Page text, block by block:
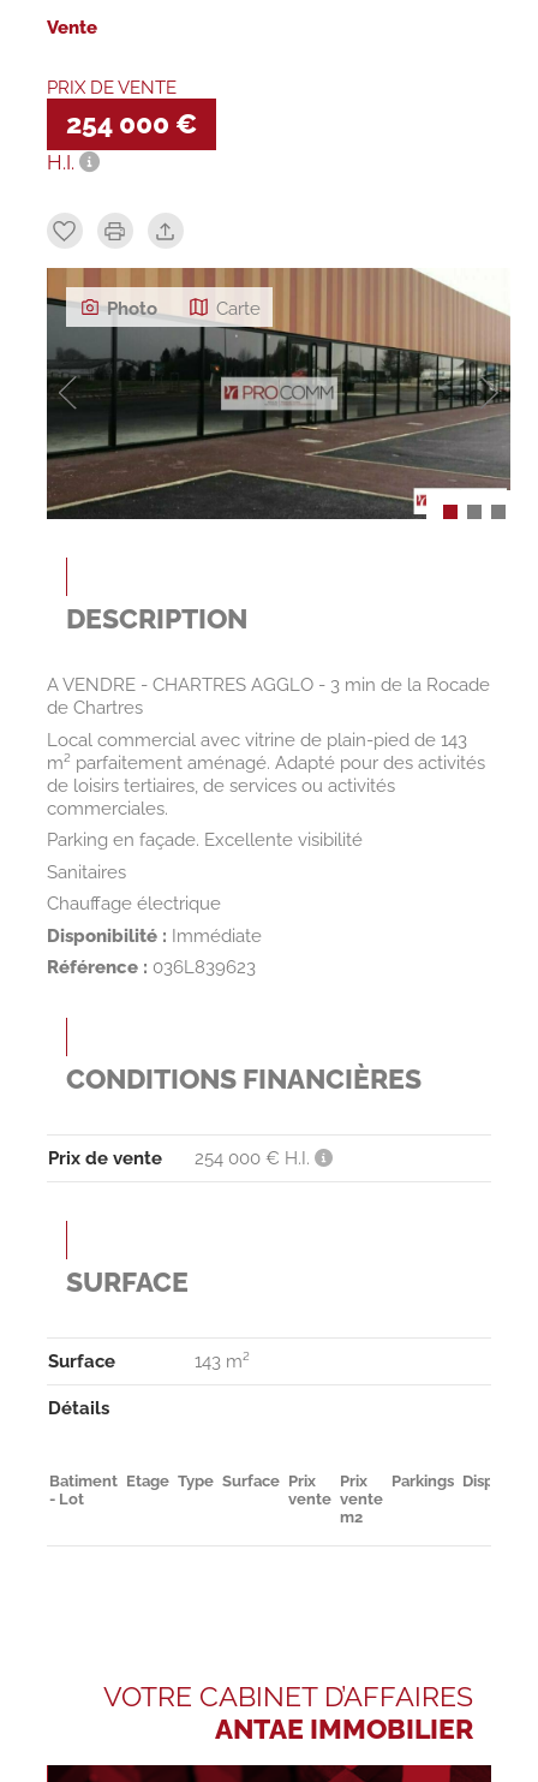
Photo Carte
DESCRIPTION
A VENDRE - CHARTRES AGGLO - 3 min de la Rocade
de Chartres
Local commercial avec vitrine de plain-pied de 143
m² parfaitement aménagé. Adapté pour des activités
de loisirs tertiaires, de services ou activités
commerciales.
Parking en façade. Excellente visibilité
Sanitaires
Chauffage électrique
Disponibilité : Immédiate
Référence : 036L839623
CONDITIONS FINANCIÈRES
Prix de vente 254 000 € H.I.
SURFACE
Surface 143 m²
Détails
Batiment
- Lot
Etage Type Surface Prix
vente
Prix
vente
m2
Parkings
Vente
PRIX DE VENTE
254 000 €
H.I.
VOTRE CABINET D’AFFAIRES
ANTAE IMMOBILIER